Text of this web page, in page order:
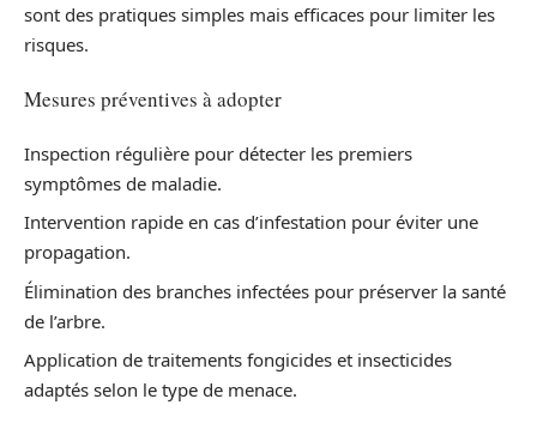
sont des pratiques simples mais efficaces pour limiter les
risques.
Mesures préventives à adopter
Inspection régulière pour détecter les premiers
symptômes de maladie.
Intervention rapide en cas d’infestation pour éviter une
propagation.
Élimination des branches infectées pour préserver la santé
de l’arbre.
Application de traitements fongicides et insecticides
adaptés selon le type de menace.